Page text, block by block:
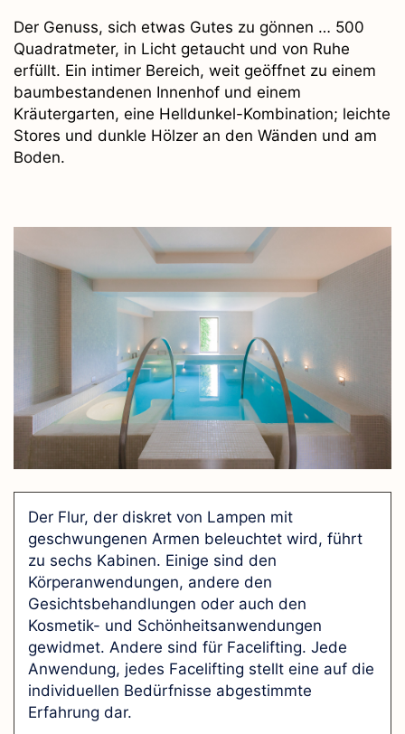
Der Genuss, sich etwas Gutes zu gönnen … 500
Quadratmeter, in Licht getaucht und von Ruhe
erfüllt. Ein intimer Bereich, weit geöffnet zu einem
baumbestandenen Innenhof und einem
Kräutergarten, eine Helldunkel-Kombination; leichte
Stores und dunkle Hölzer an den Wänden und am
Boden.
Der Flur, der diskret von Lampen mit
geschwungenen Armen beleuchtet wird, führt
zu sechs Kabinen. Einige sind den
Körperanwendungen, andere den
Gesichtsbehandlungen oder auch den
Kosmetik- und Schönheitsanwendungen
gewidmet. Andere sind für Facelifting. Jede
Anwendung, jedes Facelifting stellt eine auf die
individuellen Bedürfnisse abgestimmte
Erfahrung dar.